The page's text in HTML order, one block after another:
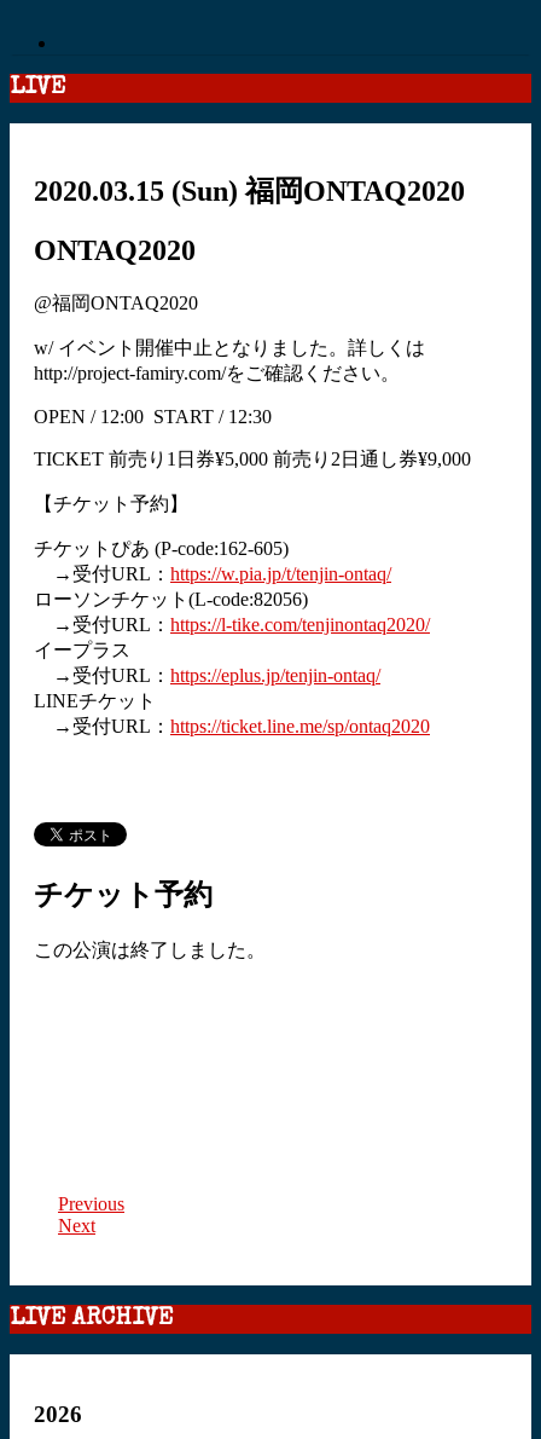
LIVE
2020.03.15 (Sun) 福岡ONTAQ2020
ONTAQ2020
@福岡ONTAQ2020
w/ イベント開催中止となりました。詳しくは
http://project-famiry.com/をご確認ください。
OPEN / 12:00 START / 12:30
TICKET 前売り1日券¥5,000 前売り2日通し券¥9,000
【チケット予約】
チケットぴあ (P-code:162-605)
→受付URL： https://w.pia.jp/t/tenjin-ontaq/
ローソンチケット (L-code:82056)
→受付URL： https://l-tike.com/tenjinontaq2020/
イープラス
→受付URL： https://eplus.jp/tenjin-ontaq/
LINEチケット
→受付URL： https://ticket.line.me/sp/ontaq2020
チケット予約
この公演は終了しました。
Previous
Next
LIVE ARCHIVE
2026